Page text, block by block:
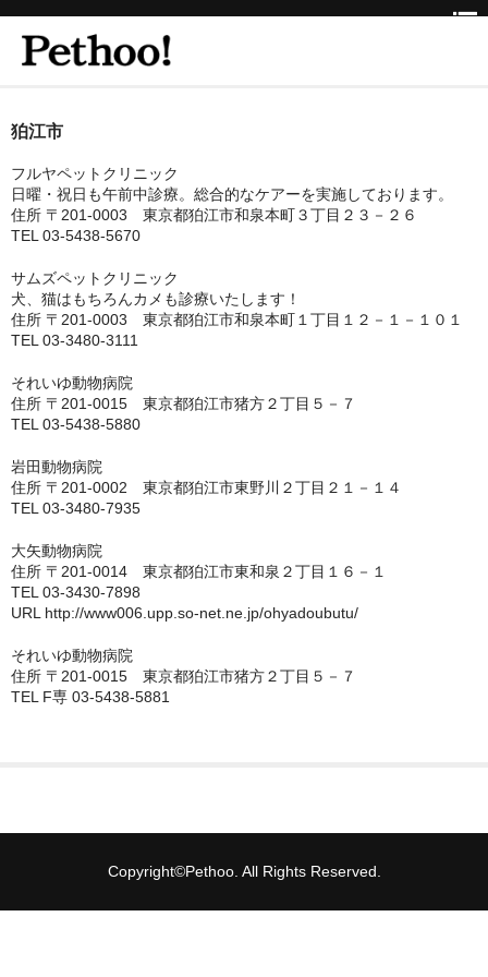
BEAUTY
CLINIC
京都府
京都市
京都市以外
神戸市
神戸市以外
千葉県
いすみ市
狛江市
フルヤペットクリニック
日曜・祝日も午前中診療。総合的なケアーを実施しております。
住所 〒201-0003 東京都狛江市和泉本町３丁目２３－２６
TEL 03-5438-5670
サムズペットクリニック
犬、猫はもちろんカメも診療いたします！
住所 〒201-0003 東京都狛江市和泉本町１丁目１２－１－１０１
TEL 03-3480-3111
それいゆ動物病院
住所 〒201-0015 東京都狛江市猪方２丁目５－７
TEL 03-5438-5880
岩田動物病院
住所 〒201-0002 東京都狛江市東野川２丁目２１－１４
TEL 03-3480-7935
大矢動物病院
住所 〒201-0014 東京都狛江市東和泉２丁目１６－１
TEL 03-3430-7898
URL http://www006.upp.so-net.ne.jp/ohyadoubutu/
それいゆ動物病院
住所 〒201-0015 東京都狛江市猪方２丁目５－７
TEL F専 03-5438-5881
Copyright©Pethoo. All Rights Reserved.